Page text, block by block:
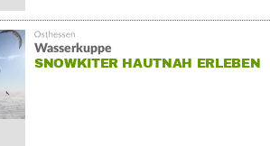
Wasserkuppe
SNOWKITER HAUTNAH ERLEBEN